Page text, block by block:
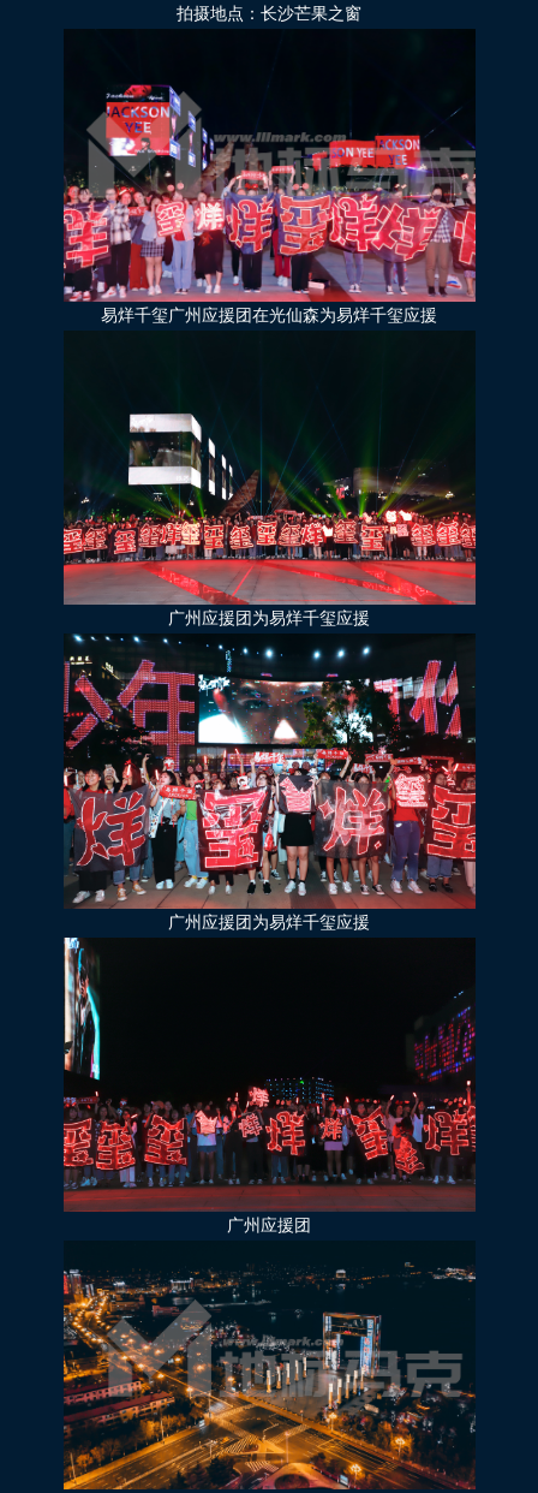
拍摄地点：长沙芒果之窗
易烊千玺广州应援团在光仙森为易烊千玺应援
广州应援团为易烊千玺应援
广州应援团为易烊千玺应援
广州应援团